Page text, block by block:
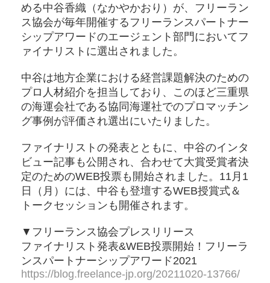
セミナー＆コラム
める中谷香織（なかやかおり）が、フリーラン
ス協会が毎年開催するフリーランスパートナー
シップアワードのエージェント部門においてフ
ァイナリストに選出されました。
中谷は地方企業における経営課題解決のための
プロ人材紹介を担当しており、このほど三重県
の海運会社である協同海運社でのプロマッチン
グ事例が評価され選出にいたりました。
ファイナリストの発表とともに、中谷のインタ
ビュー記事も公開され、合わせて大賞受賞者決
定のためのWEB投票も開始されました。11月1
日（月）には、中谷も登壇するWEB授賞式＆
トークセッションも開催されます。
▼フリーランス協会プレスリリース
ファイナリスト発表&WEB投票開始！フリーラ
ンスパートナーシップアワード2021
https://blog.freelance-jp.org/20211020-13766/